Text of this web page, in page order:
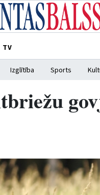
TV
Izglītība Sports